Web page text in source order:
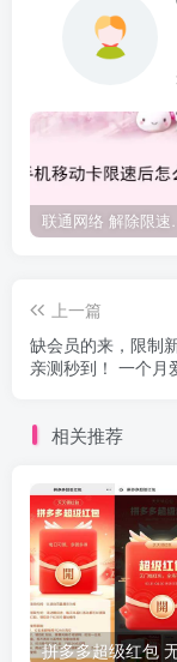
联通网络 解除限
上一篇
缺会员的来，限制
亲测秒到！ 一个月
相关推荐